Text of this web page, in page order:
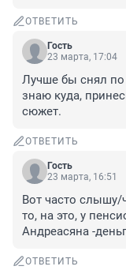
ОТВЕТИТЬ
Гость
23 марта, 17:04
Лучше бы снял по
знаю куда,
сюжет.
ОТВЕТИТЬ
Гость
23 марта, 16:51
Вот часто слышу/
то, на это, у
Андреасяна -
ОТВЕТИТЬ